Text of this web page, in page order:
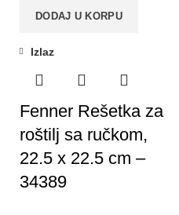
DODAJ U KORPU
Izlaz
Fenner Rešetka za
roštilj sa ručkom,
22.5 x 22.5 cm –
34389